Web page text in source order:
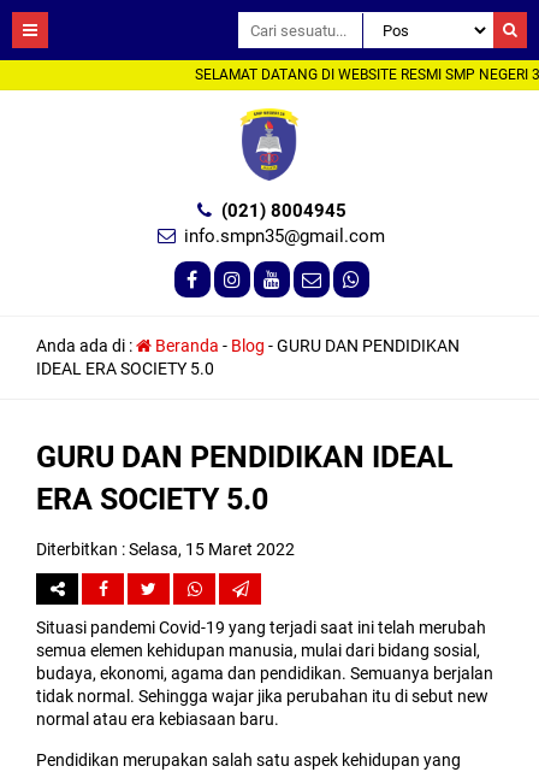
SELAMAT DATANG DI WEBSITE RESMI SMP NEGERI
(021) 8004945
info.smpn35@gmail.com
Anda ada di : Beranda - Blog -GURU DAN PENDIDIKAN
IDEAL ERA SOCIETY 5.0
GURU DAN PENDIDIKAN IDEAL
ERA SOCIETY 5.0
Diterbitkan :Selasa, 15 Maret 2022
Situasi pandemi Covid-19 yang terjadi saat ini telah merubah
semua elemen kehidupan manusia, mulai dari bidang sosial,
budaya, ekonomi, agama dan pendidikan. Semuanya berjalan
tidak normal. Sehingga wajar jika perubahan itu di sebut new
normal atau era kebiasaan baru.
Pendidikan merupakan salah satu aspek kehidupan yang